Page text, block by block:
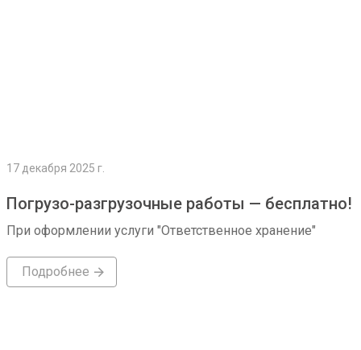
17 декабря 2025 г.
Погрузо-разгрузочные работы — бесплатно!
При оформлении услуги "Ответственное хранение"
Подробнее